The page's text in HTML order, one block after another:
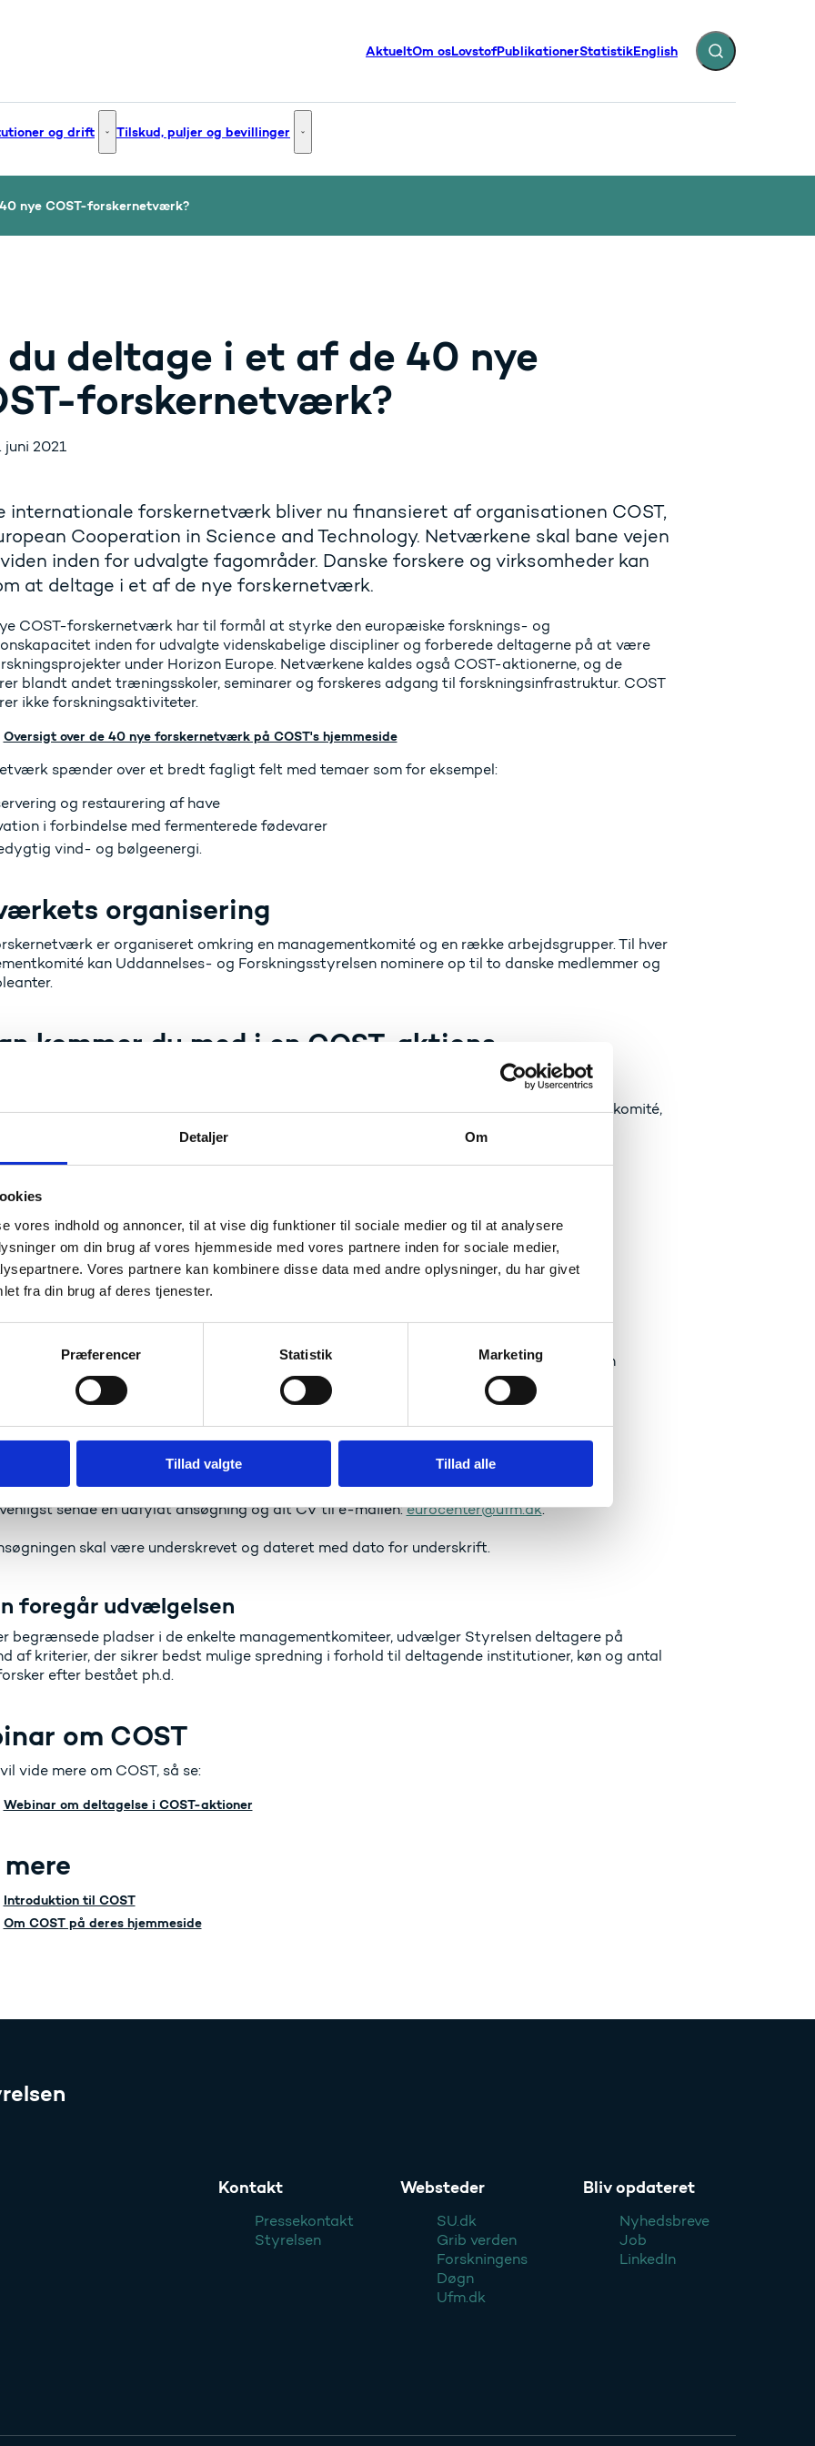
Detaljer Om
vores indhold og annoncer, til at vise dig funktioner til sociale medier og til at analysere
om din brug af vores hjemmeside med vores partnere inden for sociale medier,
Vores partnere kan kombinere disse data med andre oplysninger, du har givet
fra din brug af deres tjenester.
Præferencer Statistik Marketing
Tillad valgte Tillad alle
AktueltOm osLovstofPublikationerStatistikEnglish Fold søgefelt ud
og innovation - Flere links
og drift Institutioner og drift - Flere links
Tilskud, puljer og bevillinger Tilskud, puljer og bevillinger - Flere links
nye COST-forskernetværk?
deltage i et af de 40 nye
forskernetværk?
juni 2021
internationale forskernetværk bliver nu finansieret af organisationen COST,
Cooperation in Science and Technology. Netværkene skal bane vejen
inden for udvalgte fagområder. Danske forskere og virksomheder kan
at deltage i et af de nye forskernetværk.
COST-forskernetværk har til formål at styrke den europæiske forsknings- og
inden for udvalgte videnskabelige discipliner og forberede deltagerne på at være
under Horizon Europe. Netværkene kaldes også COST-aktionerne, og de
blandt andet træningsskoler, seminarer og forskeres adgang til forskningsinfrastruktur. COST
ikke forskningsaktiviteter.
Oversigt over de 40 nye forskernetværk på COST's hjemmeside
spænder over et bredt fagligt felt med temaer som for eksempel:
og restaurering af have
i forbindelse med fermenterede fødevarer
vind- og bølgeenergi.
organisering
er organiseret omkring en managementkomité og en række arbejdsgrupper. Til hver
kan Uddannelses- og Forskningsstyrelsen nominere op til to danske medlemmer og
kommer du med i en COST-aktions
at Uddannelses- og Forskningsstyrelsen skal nominere dig til en aktions managementkomité,
en interessetilkendegivelse til os.
interessetilkendegivelsen indeholde?
redegørelse for, hvordan din forskning passer ind i aktionen.
venligst udfylde ansøgningsskabelonen enten på dansk eller engelsk:
Hent ansøgningsskabelon (English)
to i ansøgningsskabelonen kan man også læse om, hvad det kræver at være medlem af en
er der frist?
sende en udfyldt ansøgning og dit CV til e-mailen:eurocenter@ufm.dk.
skal være underskrevet og dateret med dato for underskrift.
foregår udvælgelsen
begrænsede pladser i de enkelte managementkomiteer, udvælger Styrelsen deltagere på
af kriterier, der sikrer bedst mulige spredning i forhold til deltagende institutioner, køn og antal
efter bestået ph.d.
om COST
vide mere om COST, så se:
Webinar om deltagelse i COST-aktioner
Introduktion til COST
Om COST på deres hjemmeside
Kontakt
Pressekontakt
Styrelsen
Websteder
SU.dk
Grib verden
Forskningens
Døgn
Ufm.dk
Bliv opdateret
Nyhedsbreve
Job
LinkedIn